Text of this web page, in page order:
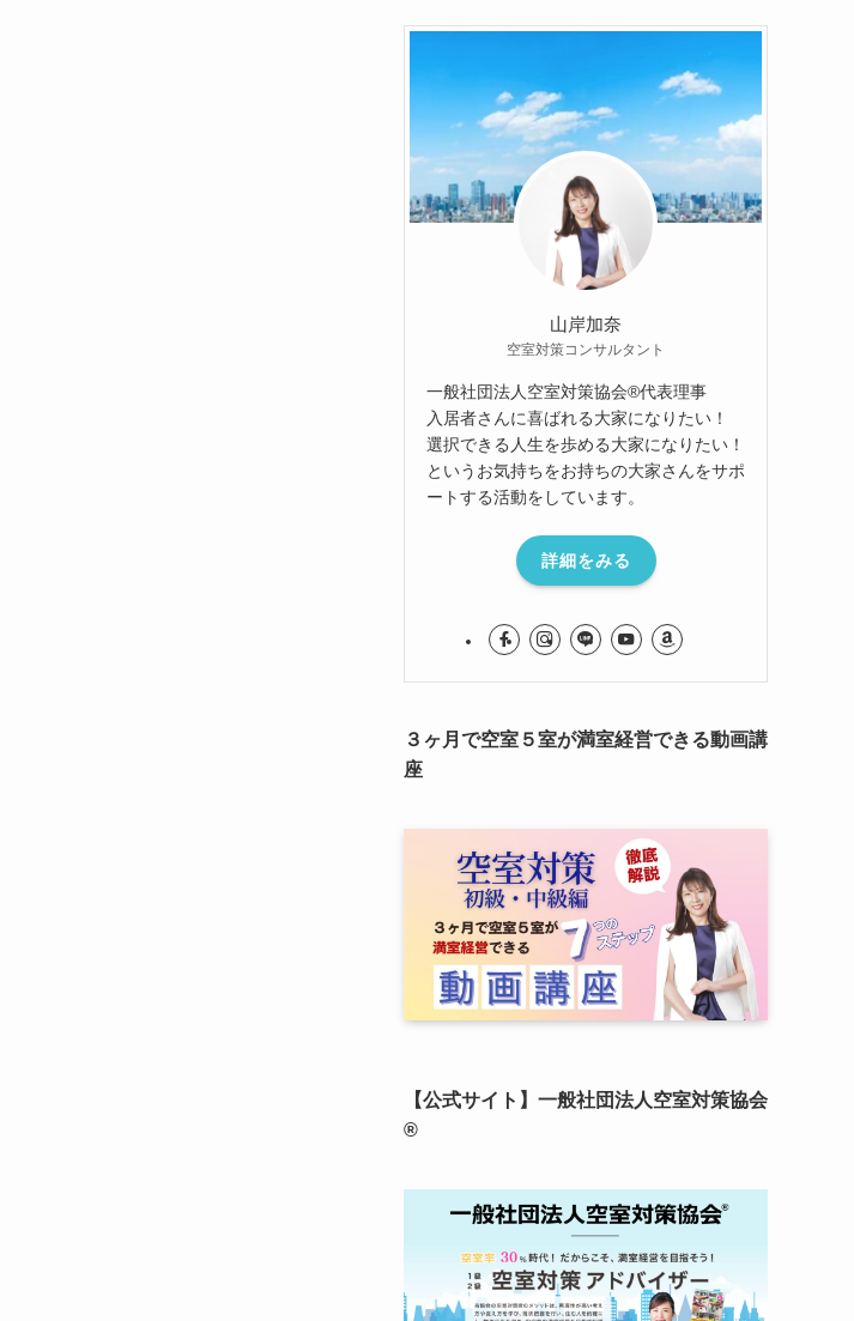
山岸加奈
空室対策コンサルタント
一般社団法人空室対策協会®︎代表理事
入居者さんに喜ばれる大家になりたい！
選択できる人生を歩める大家になりたい！
というお気持ちをお持ちの大家さんをサポ
ートする活動をしています。
詳細をみる
３ヶ月で空室５室が満室経営できる動画講
座
【公式サイト】一般社団法人空室対策協会
®︎